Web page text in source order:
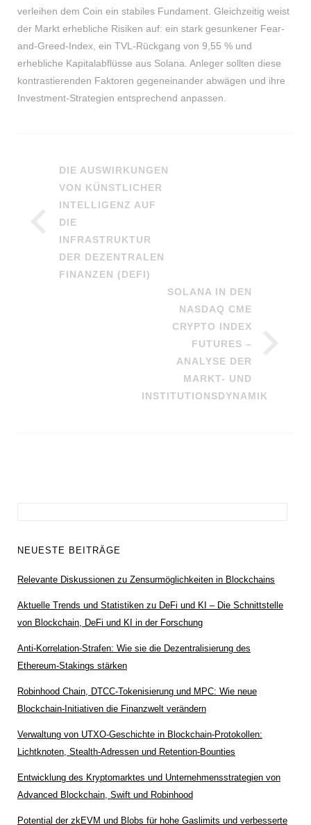
verleihen dem Coin ein stabiles Fundament. Gleichzeitig weist
der Markt erhebliche Risiken auf: ein stark gesunkener Fear-
and-Greed-Index, ein TVL-Rückgang von 9,55 % und
erhebliche Kapitalabflüsse aus Solana. Anleger sollten diese
kontrastierenden Faktoren gegeneinander abwägen und ihre
Investment-Strategien entsprechend anpassen.
DIE AUSWIRKUNGEN
VON KÜNSTLICHER
INTELLIGENZ AUF
DIE
INFRASTRUKTUR
DER DEZENTRALEN
FINANZEN (DEFI)
SOLANA IN DEN
NASDAQ CME
CRYPTO INDEX
FUTURES –
ANALYSE DER
MARKT- UND
INSTITUTIONSDYNAMIK
NEUESTE BEITRÄGE
Relevante Diskussionen zu Zensurmöglichkeiten in Blockchains
Aktuelle Trends und Statistiken zu DeFi und KI – Die Schnittstelle
von Blockchain, DeFi und KI in der Forschung
Anti-Korrelation-Strafen: Wie sie die Dezentralisierung des
Ethereum-Stakings stärken
Robinhood Chain, DTCC-Tokenisierung und MPC: Wie neue
Blockchain-Initiativen die Finanzwelt verändern
Verwaltung von UTXO-Geschichte in Blockchain-Protokollen:
Lichtknoten, Stealth-Adressen und Retention-Bounties
Entwicklung des Kryptomarktes und Unternehmensstrategien von
Advanced Blockchain, Swift und Robinhood
Potential der zkEVM und Blobs für hohe Gaslimits und verbesserte